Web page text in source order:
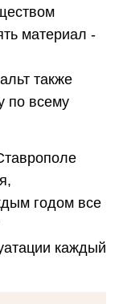
материал -
также
по всему
годом все
каждый